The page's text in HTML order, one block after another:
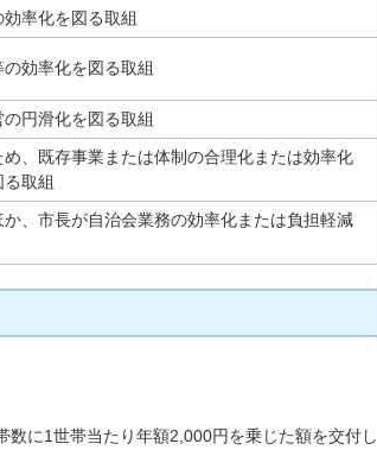
率化を図る取組
効率化を図る取組
円滑化を図る取組
、既存事業または体制の合理化または効率化
取組
、市長が自治会業務の効率化または負担軽減
に1世帯当たり年額2,000円を乗じた額を交付し